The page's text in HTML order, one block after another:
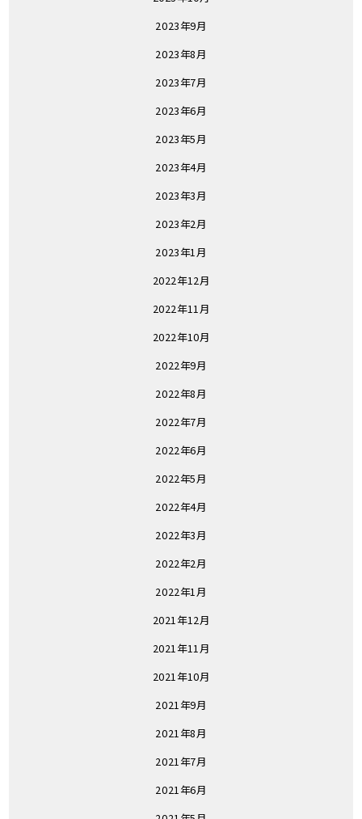
2023年9月
2023年8月
2023年7月
2023年6月
2023年5月
2023年4月
2023年3月
2023年2月
2023年1月
2022年12月
2022年11月
2022年10月
2022年9月
2022年8月
2022年7月
2022年6月
2022年5月
2022年4月
2022年3月
2022年2月
2022年1月
2021年12月
2021年11月
2021年10月
2021年9月
2021年8月
2021年7月
2021年6月